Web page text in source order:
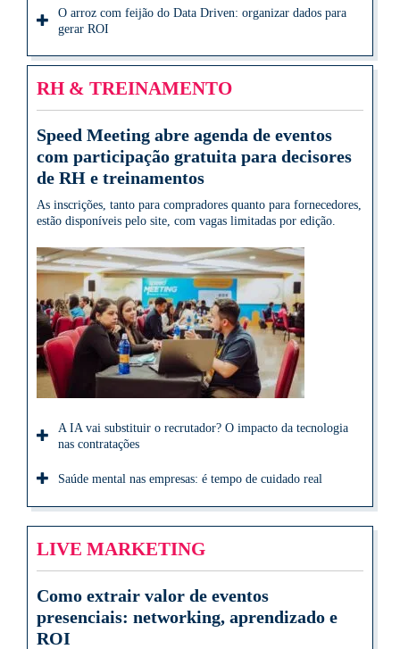
O arroz com feijão do Data Driven: organizar dados para
gerar ROI
RH & TREINAMENTO
Speed Meeting abre agenda de eventos
com participação gratuita para decisores
de RH e treinamentos
As inscrições, tanto para compradores quanto para fornecedores,
estão disponíveis pelo site, com vagas limitadas por edição.
A IA vai substituir o recrutador? O impacto da tecnologia
nas contratações
Saúde mental nas empresas: é tempo de cuidado real
LIVE MARKETING
Como extrair valor de eventos
presenciais: networking, aprendizado e
ROI